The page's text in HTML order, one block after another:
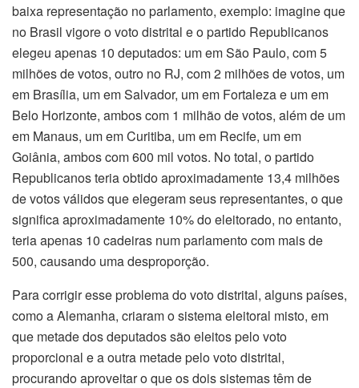
baixa representação no parlamento, exemplo: imagine que
no Brasil vigore o voto distrital e o partido Republicanos
elegeu apenas 10 deputados: um em São Paulo, com 5
milhões de votos, outro no RJ, com 2 milhões de votos, um
em Brasília, um em Salvador, um em Fortaleza e um em
Belo Horizonte, ambos com 1 milhão de votos, além de um
em Manaus, um em Curitiba, um em Recife, um em
Goiânia, ambos com 600 mil votos. No total, o partido
Republicanos teria obtido aproximadamente 13,4 milhões
de votos válidos que elegeram seus representantes, o que
significa aproximadamente 10% do eleitorado, no entanto,
teria apenas 10 cadeiras num parlamento com mais de
500, causando uma desproporção.
Para corrigir esse problema do voto distrital, alguns países,
como a Alemanha, criaram o sistema eleitoral misto, em
que metade dos deputados são eleitos pelo voto
proporcional e a outra metade pelo voto distrital,
procurando aproveitar o que os dois sistemas têm de